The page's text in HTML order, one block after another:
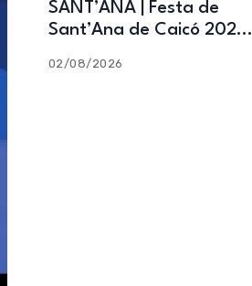
SANT’ANA | Festa de
Sant’Ana de Caicó 2026 |
02/08/2026